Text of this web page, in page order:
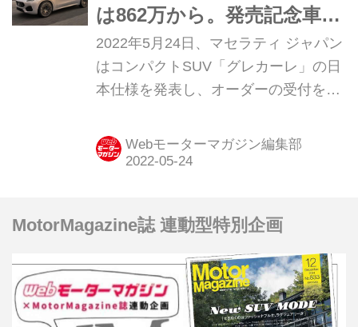
は862万から。発売記念車
「プリマセリエ」も合わせ
て登場
2022年5月24日、マセラティ ジャパン
はコンパクトSUV「グレカーレ」の日
本仕様を発表し、オーダーの受付を開
Webモーターマガジン編集部
MotorMagazine誌 連動型特別企画